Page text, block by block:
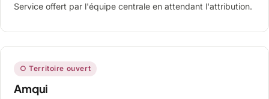
Service offert par l'équipe centrale en attendant l'attribution.
○ Territoire ouvert
Amqui